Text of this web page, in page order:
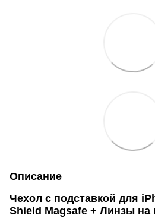
Описание
Чехол с подставкой для
Shield Magsafe + Линзы на